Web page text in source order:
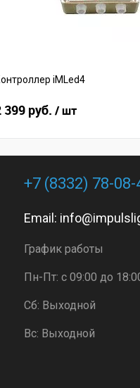
iMLed4
399 руб. / шт
+7 (8332) 78-08-
Email:
График работы
Пн-Пт: с 09:00 до
Сб: Выходной
Вс: Выходной